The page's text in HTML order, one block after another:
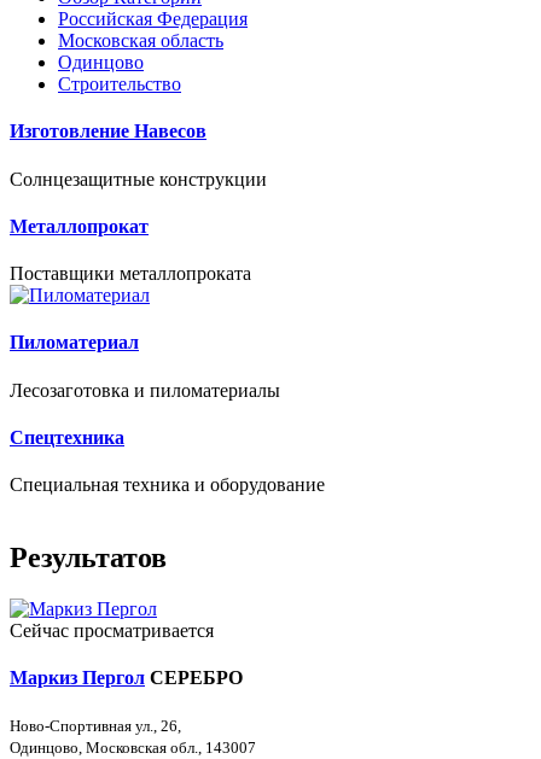
Российская Федерация
Московская область
Одинцово
Строительство
Изготовление Навесов
Солнцезащитные конструкции
Металлопрокат
Поставщики металлопроката
Пиломатериал
Лесозаготовка и пиломатериалы
Спецтехника
Специальная техника и оборудование
Результатов
Сейчас просматривается
Маркиз Пергол СЕРЕБРО
Ново-Спортивная ул., 26,
Одинцово, Московская обл., 143007